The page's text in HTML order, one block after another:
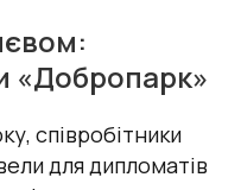
«Добропарк»
cпівробітники
для дипломатів